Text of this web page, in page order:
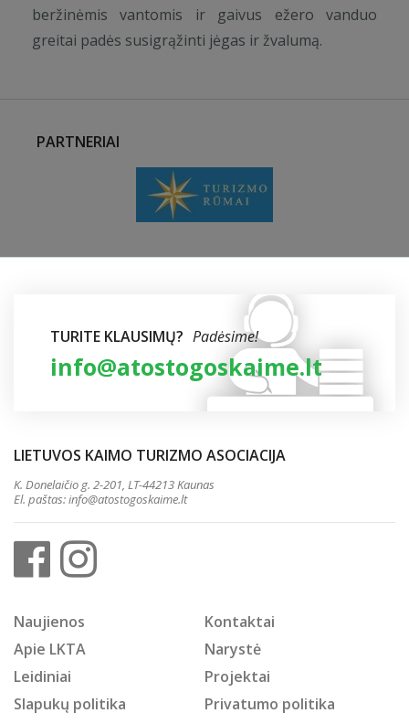
beržinėmis vantomis ir gaivus ežero vanduo
greitai padės susigrąžinti jėgas ir žvalumą.
PARTNERIAI
TURITE KLAUSIMŲ? Padėsime!
info@atostogoskaime.lt
LIETUVOS KAIMO TURIZMO ASOCIACIJA
K. Donelaičio g. 2-201, LT-44213 Kaunas
El. paštas:info@atostogoskaime.lt
Naujienos
Kontaktai
Apie LKTA
Narystė
Leidiniai
Projektai
Slapukų politika
Privatumo politika